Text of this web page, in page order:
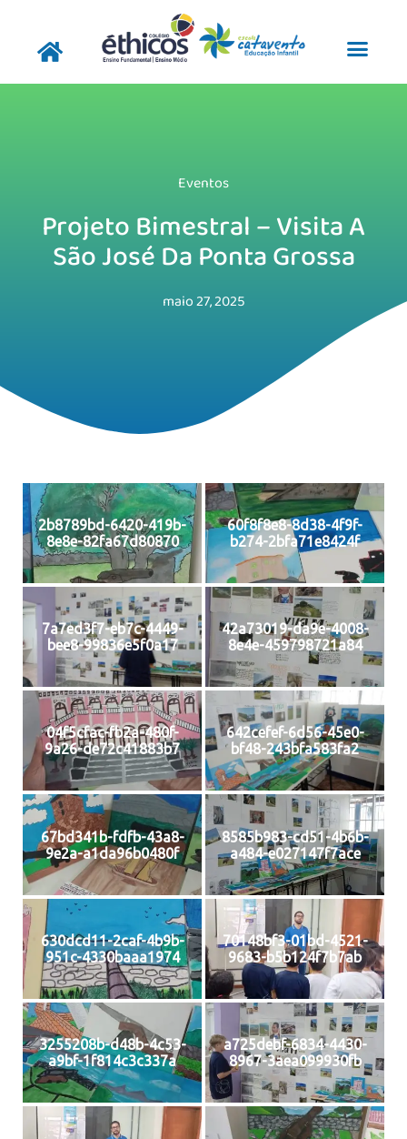
Pular
Eventos
Projeto Bimestral – Visita A
São José Da Ponta Grossa
maio 27, 2025
2b8789bd-6420-419b-
8e8e-82fa67d80870
60f8f8e8-8d38-4f9f-
b274-2bfa71e8424f
7a7ed3f7-eb7c-4449-
bee8-99836e5f0a17
42a73019-da9e-4008-
8e4e-459798721a84
04f5cfac-fb2a-480f-
9a26-de72c41883b7
642cefef-6d56-45e0-
bf48-243bfa583fa2
67bd341b-fdfb-43a8-
9e2a-a1da96b0480f
8585b983-cd51-4b6b-
a484-e027147f7ace
630dcd11-2caf-4b9b-
951c-4330baaa1974
70148bf3-01bd-4521-
9683-b5b124f7b7ab
3255208b-d48b-4c53-
a9bf-1f814c3c337a
a725debf-6834-4430-
8967-3aea099930fb